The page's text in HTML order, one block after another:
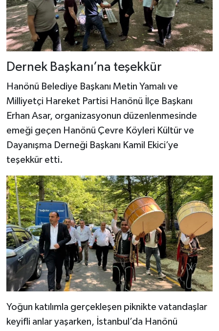
Dernek Başkanı’na teşekkür
Hanönü Belediye Başkanı Metin Yamalı ve
Milliyetçi Hareket Partisi Hanönü İlçe Başkanı
Erhan Asar, organizasyonun düzenlenmesinde
emeği geçen Hanönü Çevre Köyleri Kültür ve
Dayanışma Derneği Başkanı Kamil Ekici’ye
teşekkür etti.
Yoğun katılımla gerçekleşen piknikte vatandaşlar
keyifli anlar yaşarken, İstanbul’da Hanönü